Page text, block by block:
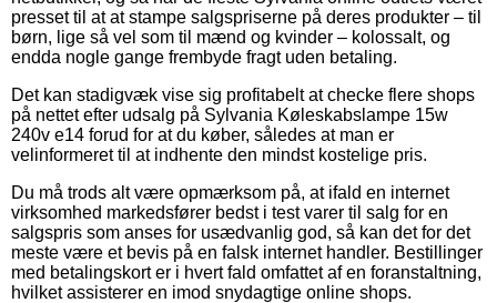
presset til at at stampe salgspriserne på deres produkter – til
børn, lige så vel som til mænd og kvinder – kolossalt, og
endda nogle gange frembyde fragt uden betaling.
Det kan stadigvæk vise sig profitabelt at checke flere shops
på nettet efter udsalg på Sylvania Køleskabslampe 15w
240v e14 forud for at du køber, således at man er
velinformeret til at indhente den mindst kostelige pris.
Du må trods alt være opmærksom på, at ifald en internet
virksomhed markedsfører bedst i test varer til salg for en
salgspris som anses for usædvanlig god, så kan det for det
meste være et bevis på en falsk internet handler. Bestillinger
med betalingskort er i hvert fald omfattet af en foranstaltning,
hvilket assisterer en imod snydagtige online shops.